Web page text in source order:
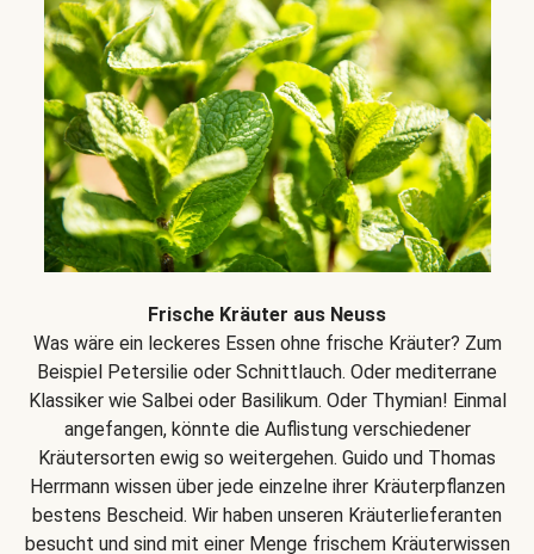
Frische Kräuter aus Neuss
Was wäre ein leckeres Essen ohne frische Kräuter? Zum
Beispiel Petersilie oder Schnittlauch. Oder mediterrane
Klassiker wie Salbei oder Basilikum. Oder Thymian! Einmal
angefangen, könnte die Auflistung verschiedener
Kräutersorten ewig so weitergehen. Guido und Thomas
Herrmann wissen über jede einzelne ihrer Kräuterpflanzen
bestens Bescheid. Wir haben unseren Kräuterlieferanten
besucht und sind mit einer Menge frischem Kräuterwissen